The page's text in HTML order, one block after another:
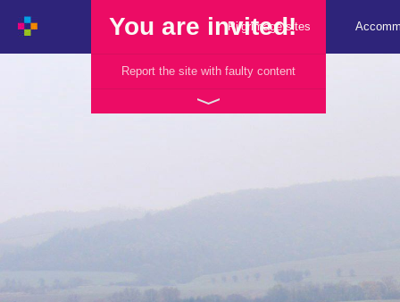
You are invited!
Report the site with faulty content
Pilgrimage sites